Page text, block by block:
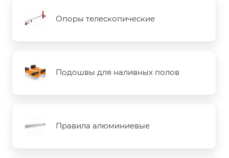
Опоры телескопические
Подошвы для наливных полов
Правила алюминиевые